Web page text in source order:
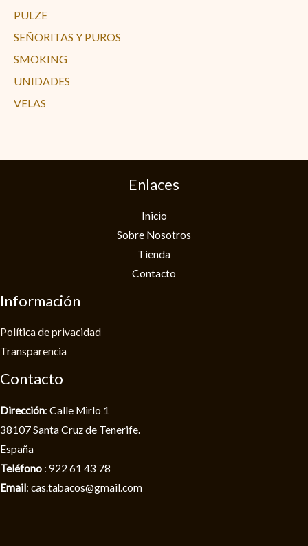
PULZE
SEÑORITAS Y PUROS
SMOKING
UNIDADES
VELAS
Enlaces
Inicio
Sobre Nosotros
Tienda
Contacto
Información
Política de privacidad​
Transparencia
Contacto
Dirección: Calle Mirlo 1
38107 Santa Cruz de Tenerife.
España
Teléfono : 922 61 43 78
Email: cas.tabacos@gmail.com